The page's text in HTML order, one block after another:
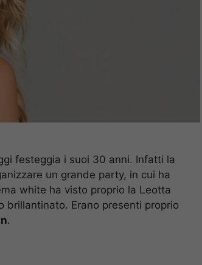
festeggia i suoi 30 anni. Infatti la
un grande party, in cui ha
white ha visto proprio la Leotta
brillantinato. Erano presenti proprio
.